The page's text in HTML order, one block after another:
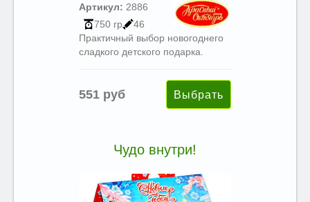
Артикул: 2886
750 гр
46
Практичный выбор новогоднего
сладкого детского подарка.
551 руб
Чудо внутри!